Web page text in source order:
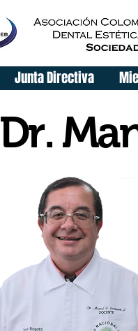
Junta Directiva
Dr.